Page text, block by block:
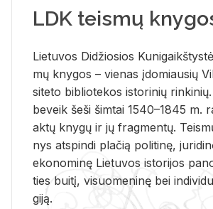
LDK teismų
Lie­tu­vos Di­džio­sios
mų kny­gos – vie­nas įdo­miau­sių
si­te­to bi­b­lio­te­kos is­to­ri­nių
be­veik šeši šim­tai 1540–1845 m.
aktų kny­gų ir jų frag­men­tų.
nys at­spin­di pla­čią po­li­ti­nę,
eko­no­mi­nę Lie­tu­vos is­to­ri­jos
ties bui­tį, vi­suo­me­ni­nę bei
gi­ją.